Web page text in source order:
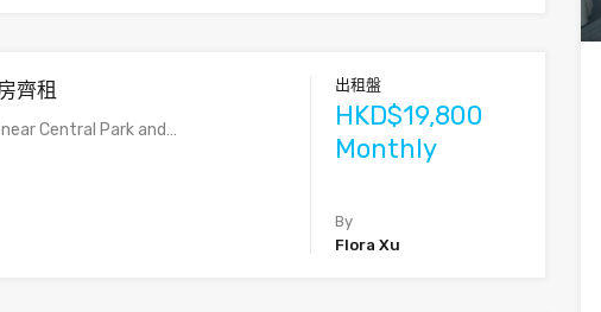
齊租
Central Park and…
出租盤
HKD$19,800
Monthly
By
Flora Xu